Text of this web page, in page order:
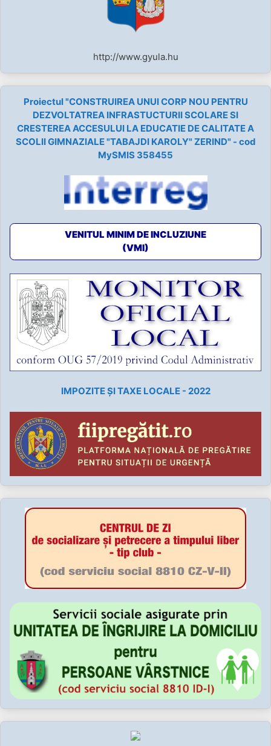
http://www.gyula.hu
Proiectul "CONSTRUIREA UNUI CORP NOU PENTRU
DEZVOLTATREA INFRASTUCTURII SCOLARE SI
CRESTEREA ACCESULUI LA EDUCATIE DE CALITATE A
SCOLII GIMNAZIALE "TABAJDI KAROLY" ZERIND" - cod
MySMIS 358455
VENITUL MINIM DE INCLUZIUNE
(VMI)
IMPOZITE ȘI TAXE LOCALE - 2022